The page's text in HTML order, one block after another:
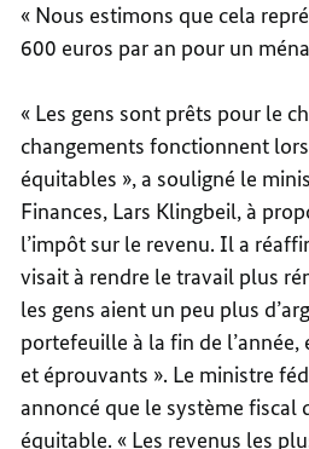
« Nous estimons que cela
600 euros par an pour un
« Les gens sont prêts pour le
changements fonctionnent
équitables », a souligné le
Finances, Lars Klingbeil, à
l’impôt sur le revenu. Il a
visait à rendre le travail plus
les gens aient un peu plus
portefeuille à la fin de
et éprouvants ». Le ministre
annoncé que le système fiscal
équitable. « Les revenus les